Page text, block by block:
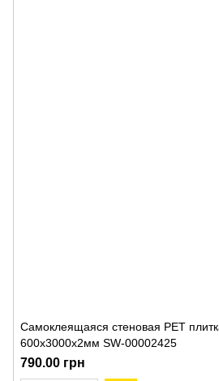
Самоклеящаяся стеновая PET
600х3000х2мм SW-00002425
790.00 грн